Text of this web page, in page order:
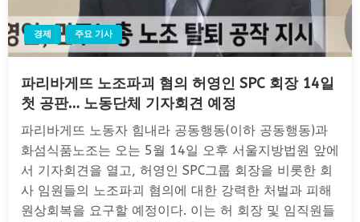
경제 주요 기사
파리바게뜨 노조파괴 혐의 허영인 SPC 회장 14일
첫 공판… 노동단체 기자회견 예정
파리바게뜨 노동자 힘내라 공동행동(이하 공동행동)과
화섬식품노조는 오는 5월 14일 오후 서울지방법원 앞에
서 기자회견을 열고, 허영인 SPC그룹 회장을 비롯한 회
사 임원들의 노조파괴 혐의에 대한 강력한 처벌과 피해
원상회복을 요구할 예정이다. 이는 허 회장 및 임직원들